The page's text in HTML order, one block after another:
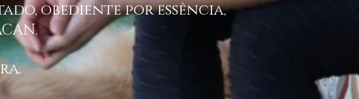
obediente por essência,